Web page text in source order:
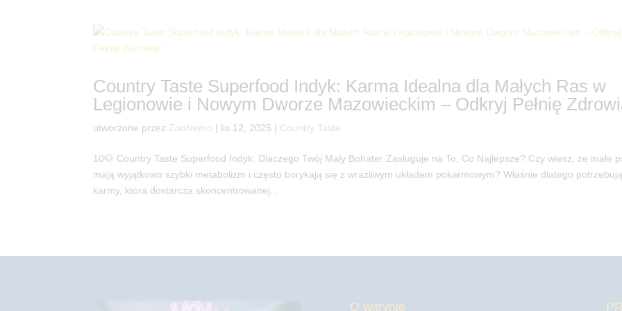
Country Taste Superfood Indyk: Karma Idealna dla Małych Ras w
Legionowie i Nowym Dworze Mazowieckim – Odkryj Pełnię
utworzone przez ZooNemo | lis 12, 2025 | Country Taste
10🐶 Country Taste Superfood Indyk: Dlaczego Twój Mały Bohater Zasługuje na To, Co Najlepsze? Czy wiesz, że małe
mają wyjątkowo szybki metabolizm i często borykają się z wrażliwym układem pokarmowym? Właśnie dlatego potrzebują
karmy, która dostarcza skoncentrowanej...
O witrynie